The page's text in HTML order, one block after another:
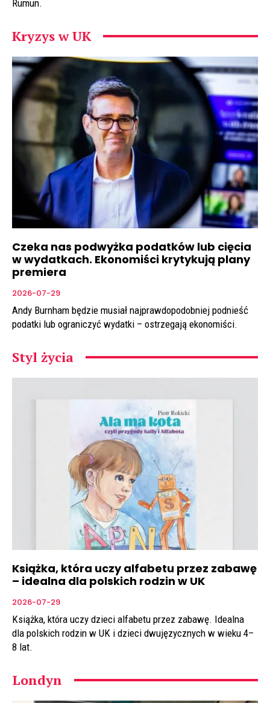
Rumun.
Kryzys w UK
Czeka nas podwyżka podatków lub cięcia
w wydatkach. Ekonomiści krytykują plany
premiera
2026-07-29
Andy Burnham będzie musiał najprawdopodobniej podnieść
podatki lub ograniczyć wydatki – ostrzegają ekonomiści.
Styl życia
Książka, która uczy alfabetu przez zabawę
– idealna dla polskich rodzin w UK
2026-07-29
Książka, która uczy dzieci alfabetu przez zabawę. Idealna
dla polskich rodzin w UK i dzieci dwujęzycznych w wieku 4–
8 lat.
Londyn